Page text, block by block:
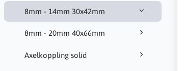
8mm - 14mm 30x42mm
8mm - 20mm 40x66mm
Axelkoppling solid